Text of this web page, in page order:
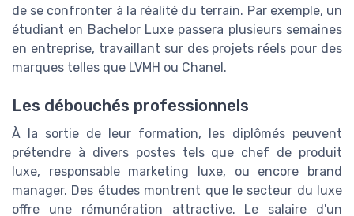
de se confronter à la réalité du terrain. Par exemple, un
étudiant en Bachelor Luxe passera plusieurs semaines
en entreprise, travaillant sur des projets réels pour des
marques telles que LVMH ou Chanel.
Les débouchés professionnels
À la sortie de leur formation, les diplômés peuvent
prétendre à divers postes tels que chef de produit
luxe, responsable marketing luxe, ou encore brand
manager. Des études montrent que le secteur du luxe
offre une rémunération attractive. Le salaire d'un